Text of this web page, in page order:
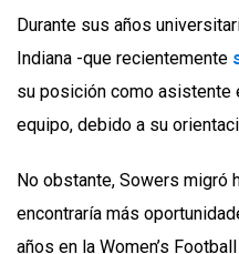
Durante sus años
Indiana -que recientemente
su posición como asistente
equipo, debido a su
No obstante, Sowers migró
encontraría más
años en la Women’s